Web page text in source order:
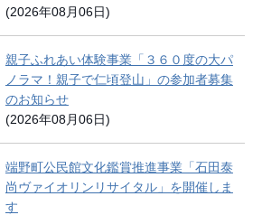
(2026年08月06日)
親子ふれあい体験事業「３６０度の大パ
ノラマ！親子で仁頃登山」の参加者募集
のお知らせ
(2026年08月06日)
端野町公民館文化鑑賞推進事業「石田泰
尚ヴァイオリンリサイタル」を開催しま
す